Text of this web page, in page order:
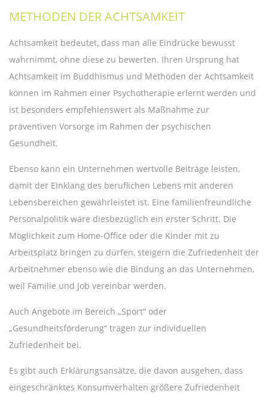
METHODEN DER ACHTSAMKEIT
Achtsamkeit bedeutet, dass man alle Eindrücke bewusst
wahrnimmt, ohne diese zu bewerten. Ihren Ursprung hat
Achtsamkeit im Buddhismus und Methoden der Achtsamkeit
können im Rahmen einer Psychotherapie erlernt werden und
ist besonders empfehlenswert als Maßnahme zur
präventiven Vorsorge im Rahmen der psychischen
Gesundheit.
Ebenso kann ein Unternehmen wertvolle Beiträge leisten,
damit der Einklang des beruflichen Lebens mit anderen
Lebensbereichen gewährleistet ist. Eine familienfreundliche
Personalpolitik wäre diesbezüglich ein erster Schritt. Die
Möglichkeit zum Home-Office oder die Kinder mit zu
Arbeitsplatz bringen zu dürfen, steigern die Zufriedenheit der
Arbeitnehmer ebenso wie die Bindung an das Unternehmen,
weil Familie und Job vereinbar werden.
Auch Angebote im Bereich „Sport“ oder
„Gesundheitsförderung“ tragen zur individuellen
Zufriedenheit bei.
Es gibt auch Erklärungsansätze, die davon ausgehen, dass
eingeschränktes Konsumverhalten größere Zufriedenheit